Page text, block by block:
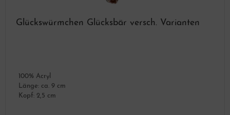
Glückswürmchen Glücksbär versch. Varianten
100% Acryl
Länge: ca. 9 cm
Kopf: 2,5 cm